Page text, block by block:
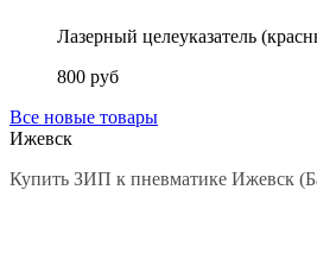
Лазерный целеуказатель
800 руб
Все новые товары
Ижевск
Купить ЗИП к пневматике Ижевск